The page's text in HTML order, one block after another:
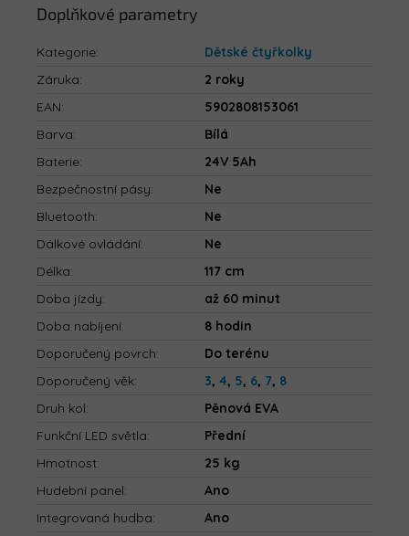
Doplňkové parametry
Kategorie:
Dětské čtyřkolky
Záruka:
2 roky
EAN:
5902808153061
Barva:
Bílá
Baterie:
24V 5Ah
Bezpečnostní pásy:
Ne
Bluetooth:
Ne
Dálkové ovládání:
Ne
Délka:
117 cm
Doba jízdy:
až 60 minut
Doba nabíjení:
8 hodin
Doporučený povrch:
Do terénu
Doporučený věk: 3, 4, 5, 6, 7, 8
Druh kol:
Pěnová EVA
Funkční LED světla:
Přední
Hmotnost:
25 kg
Hudební panel:
Ano
Integrovaná hudba:
Ano